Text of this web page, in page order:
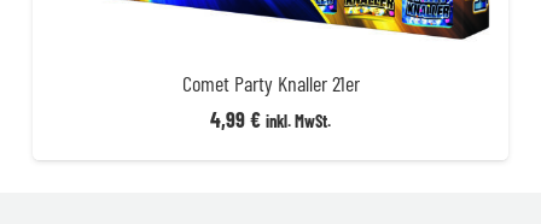
Comet Party Knaller 21er
4,99€ inkl. MwSt.